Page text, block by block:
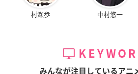
村瀬歩 中村悠一
みんなが注目しているアニ